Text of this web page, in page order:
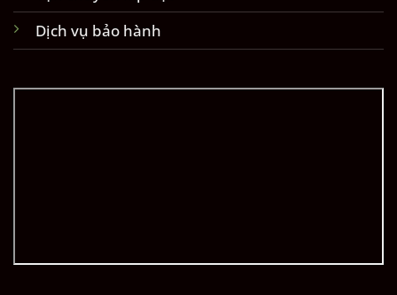
Dịch vụ bảo hành